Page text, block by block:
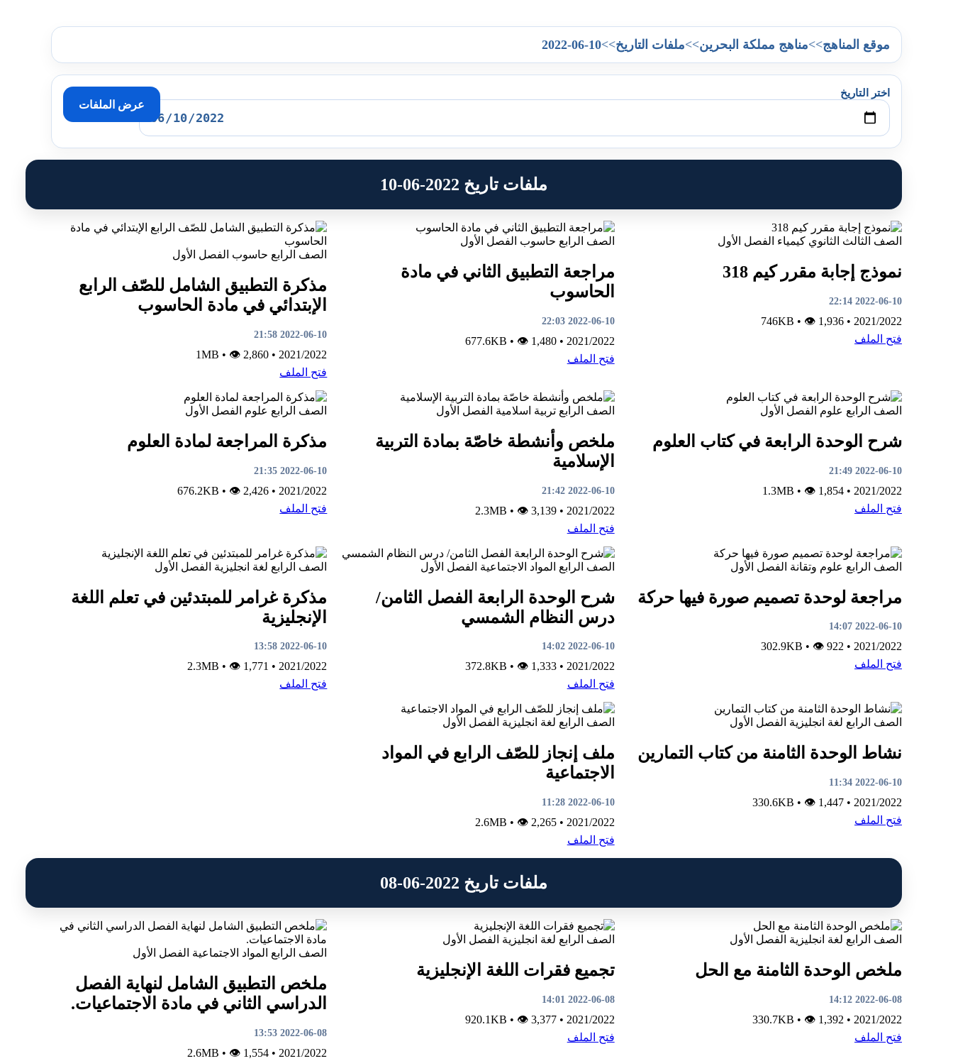
موقع المناهج>>مناهج مملكة البحرين>>ملفات التاريخ>>
2022-06-10
اختر التاريخ
عرض الملفات
ملفات تاريخ 2022-06-10
الصف الثالث الثانوي كيمياء الفصل الأول
نموذج إجابة مقرر كيم 318
2022-06-10 22:14
2021/2022
•
• 👁 1,936
فتح الملف
الصف الرابع حاسوب الفصل الأول
مراجعة التطبيق الثاني في مادة
الحاسوب
2022-06-10 22:03
2021/2022
•
677.6KB
• 👁 1,480
فتح الملف
الصف الرابع حاسوب الفصل الأول
مذكرة التطبيق الشامل للصّف الرابع
الإبتدائي في مادة الحاسوب
2022-06-10 21:58
2021/2022
•
• 👁 2,860
فتح الملف
الصف الرابع علوم الفصل الأول
شرح الوحدة الرابعة في كتاب العلوم
2022-06-10 21:49
2021/2022
•
• 👁 1,854
فتح الملف
الصف الرابع تربية اسلامية الفصل الأول
ملخص وأنشطة خاصّة بمادة التربية
الإسلامية
2022-06-10 21:42
2021/2022
•
2.3MB
• 👁 3,139
فتح الملف
الصف الرابع علوم الفصل الأول
مذكرة المراجعة لمادة العلوم
2022-06-10 21:35
2021/2022
•
• 👁 2,426
فتح الملف
الصف الرابع علوم وتقانة الفصل الأول
مراجعة لوحدة تصميم صورة فيها حركة
2022-06-10 14:07
2021/2022
•
• 👁 922
فتح الملف
الصف الرابع المواد الاجتماعية الفصل الأول
شرح الوحدة الرابعة الفصل الثامن/
درس النظام الشمسي
2022-06-10 14:02
2021/2022
•
372.8KB
• 👁 1,333
فتح الملف
الصف الرابع لغة انجليزية الفصل الأول
مذكرة غرامر للمبتدئين في تعلم اللغة
الإنجليزية
2022-06-10 13:58
2021/2022
•
• 👁 1,771
فتح الملف
الصف الرابع لغة انجليزية الفصل الأول
نشاط الوحدة الثامنة من كتاب التمارين
2022-06-10 11:34
2021/2022
•
• 👁 1,447
فتح الملف
الصف الرابع لغة انجليزية الفصل الأول
ملف إنجاز للصّف الرابع في المواد
الاجتماعية
2022-06-10 11:28
2021/2022
•
2.6MB
• 👁 2,265
فتح الملف
ملفات تاريخ 2022-06-08
الصف الرابع لغة انجليزية الفصل الأول
ملخص الوحدة الثامنة مع الحل
2022-06-08 14:12
2021/2022
•
• 👁 1,392
فتح الملف
الصف الرابع لغة انجليزية الفصل الأول
تجميع فقرات اللغة الإنجليزية
2022-06-08 14:01
2021/2022
•
920.1KB
• 👁 3,377
فتح الملف
الصف الرابع المواد الاجتماعية الفصل الأول
ملخص التطبيق الشامل لنهاية الفصل
الدراسي الثاني في مادة الاجتماعيات.
2022-06-08 13:53
2021/2022
•
• 👁 1,554